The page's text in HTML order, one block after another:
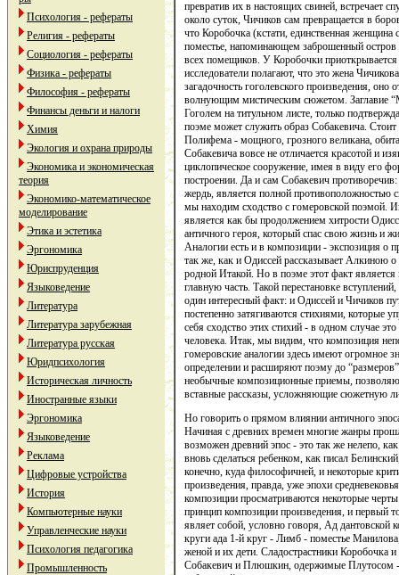
Психология - рефераты
Религия - рефераты
Социология - рефераты
Физика - рефераты
Философия - рефераты
Финансы деньги и налоги
Химия
Экология и охрана природы
Экономика и экономическая
теория
Экономико-математическое
моделирование
Этика и эстетика
Эргономика
Юриспруденция
Языковедение
Литература
Литература зарубежная
Литература русская
Юридпсихология
Историческая личность
Иностранные языки
Эргономика
Языковедение
Реклама
Цифровые устройства
История
Компьютерные науки
Управленческие науки
Психология педагогика
Промышленность
превратив их в настоящих свиней, встречает
около суток, Чичиков сам превращается в
что Коробочка (кстати, единственная
поместье, напоминающем заброшенный
всех помещиков. У Коробочки
исследователи полагают, что это жена
загадочность гоголевского произведения,
волнующим мистическим сюжетом. Заглавие
Гоголем на титульном листе, только
поэме может служить образ Собакевича.
Полифема - мощного, грозного великана,
Собакевича вовсе не отличается красотой и
циклопическое сооружение, имея в виду его
построении. Да и сам Собакевич
жердь, является полной
мы находим сходство с гомеровской поэмой.
является как бы продолжением хитрости
античного героя, который спас свою жизнь и
Аналогии есть и в композиции - экспозиция о
так же, как и Одиссей рассказывает Алкиною
родной Итакой. Но в поэме этот факт является
главную часть. Такой перестановке
один интересный факт: и Одиссей и Чичиков
постепенно затягиваются стихиями, которые
себя сходство этих стихий - в одном случае
человека. Итак, мы видим, что композиция
гомеровские аналогии здесь имеют
определении и расширяют поэму до
необычные композиционные приемы,
вставные рассказы, усложняющие сюжетную
Но говорить о прямом влиянии античного
Начиная с древних времен многие жанры
возможен древний эпос - это так же нелепо,
вновь сделаться ребенком, как писал
конечно, куда философичней, и некоторые
произведения, правда, уже эпохи
композиции просматриваются некоторые
принцип композиции произведения, и первый
являет собой, условно говоря, Ад дантовской
круги ада 1-й круг - Лимб - поместье
женой и их дети. Сладострастники Коробочка
Собакевич и Плюшкин, одержимые Плутосом -